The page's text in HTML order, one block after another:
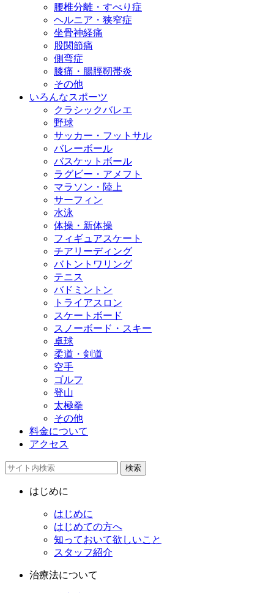
腰椎分離・すべり症
ヘルニア・狭窄症
坐骨神経痛
股関節痛
側弯症
膝痛・腸脛靭帯炎
その他
いろんなスポーツ
クラシックバレエ
野球
サッカー・フットサル
バレーボール
バスケットボール
ラグビー・アメフト
マラソン・陸上
サーフィン
水泳
体操・新体操
フィギュアスケート
チアリーディング
バトントワリング
テニス
バドミントン
トライアスロン
スケートボード
スノーボード・スキー
卓球
柔道・剣道
空手
ゴルフ
登山
太極拳
その他
料金について
アクセス
検索
はじめに
はじめに
はじめての方へ
知っておいて欲しいこと
スタッフ紹介
治療法について